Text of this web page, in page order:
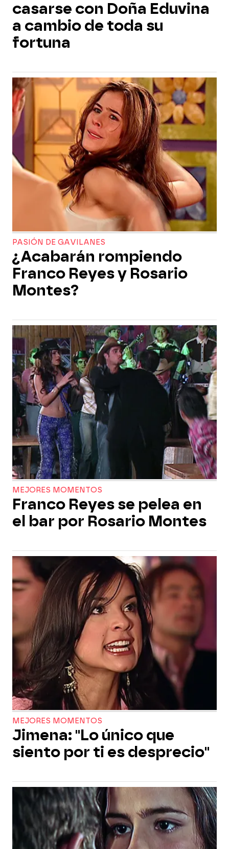
casarse con Doña Eduvina
a cambio de toda su
fortuna
PASIÓN DE GAVILANES
¿Acabarán rompiendo
Franco Reyes y Rosario
Montes?
MEJORES MOMENTOS
Franco Reyes se pelea en
el bar por Rosario Montes
MEJORES MOMENTOS
Jimena: "Lo único que
siento por ti es desprecio"